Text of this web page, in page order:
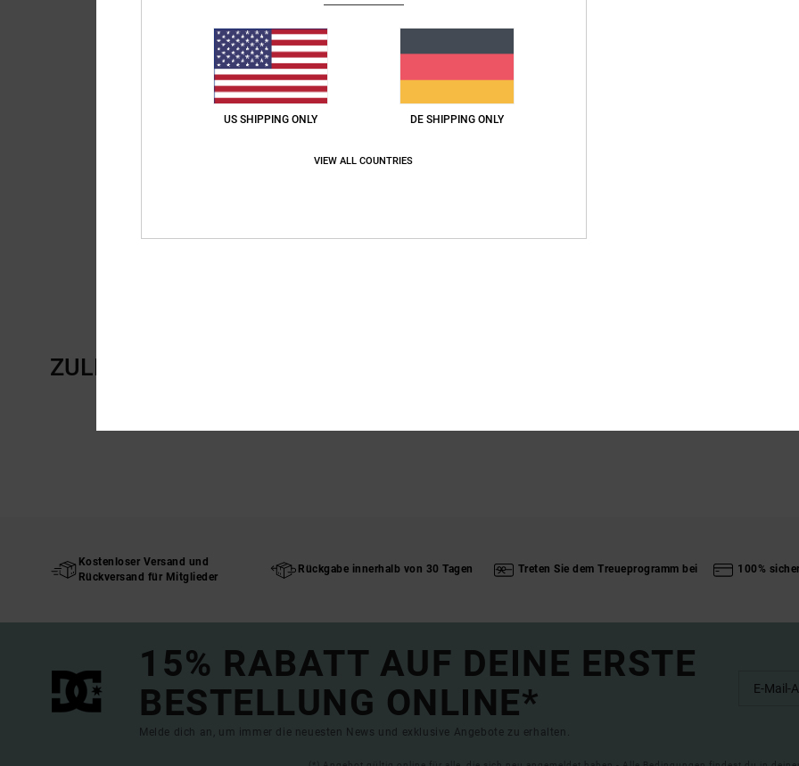
ZULETZT ANGESEHENE ARTIKEL
Kostenloser Versand und
Rückversand für Mitglieder
Rückgabe innerhalb von 30 Tagen Treten Sie dem Treueprogramm bei 100%
15% RABATT AUF DEINE ERSTE
BESTELLUNG ONLINE*
Melde dich an, um immer die neuesten News und exklusive Angebote zu erhalten.
US SHIPPING ONLY DE SHIPPING ONLY
VIEW ALL COUNTRIES